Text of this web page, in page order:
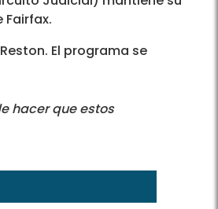
El programa se
hacer que estos